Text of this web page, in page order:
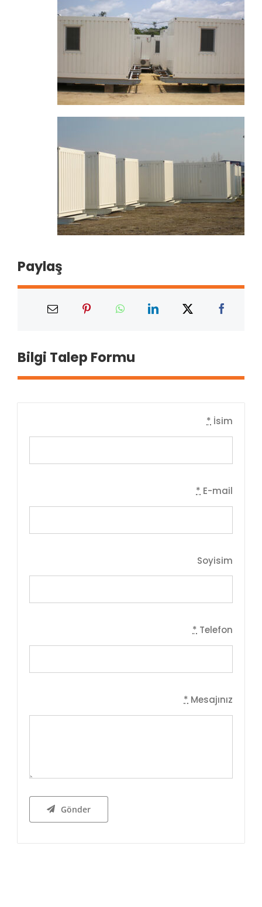
Paylaş
Bilgi Talep Formu
İsim
*
E-mail
*
Soyisim
Telefon
*
Mesajınız
*
Gönder